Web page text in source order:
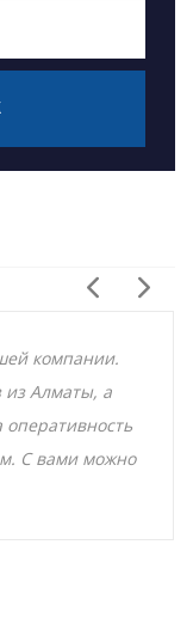
компании.
из Алматы, а
С вами можно